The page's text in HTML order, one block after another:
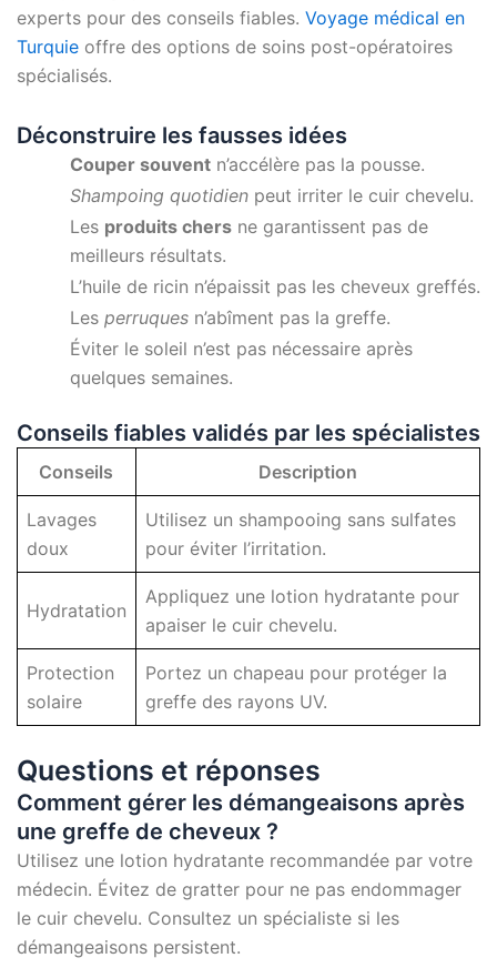
experts pour des conseils fiables. Voyage médical en
Turquieoffre des options de soins post-opératoires
spécialisés.
Déconstruire les fausses idées
Couper souventn’accélère pas la pousse.
Shampoing quotidienpeut irriter le cuir chevelu.
Les produits chersne garantissent pas de
meilleurs résultats.
L’huile de ricin n’épaissit pas les cheveux greffés.
Les perruquesn’abîment pas la greffe.
Éviter le soleil n’est pas nécessaire après
quelques semaines.
Conseils fiables validés par les spécialistes
Conseils Description
Lavages
doux
Utilisez un shampooing sans sulfates
pour éviter l’irritation.
Hydratation
Appliquez une lotion hydratante pour
apaiser le cuir chevelu.
Protection
solaire
Portez un chapeau pour protéger la
greffe des rayons UV.
Questions et réponses
Comment gérer les démangeaisons après
une greffe de cheveux ?
Utilisez une lotion hydratante recommandée par votre
médecin. Évitez de gratter pour ne pas endommager
le cuir chevelu. Consultez un spécialiste si les
démangeaisons persistent.